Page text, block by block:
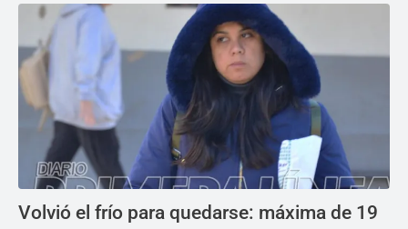
Volvió el frío para quedarse: máxima de 19